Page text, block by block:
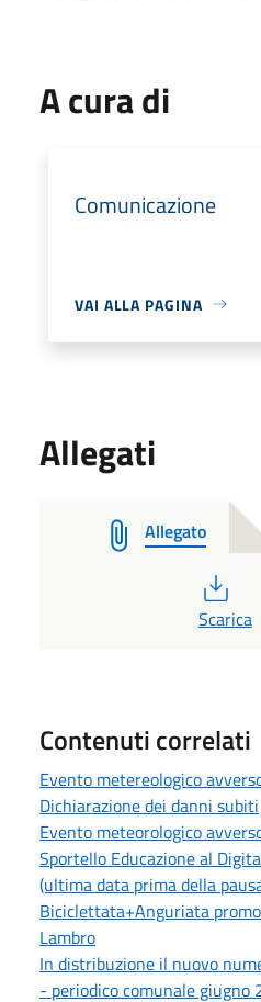
A cura di
Comunicazione
VAI ALLA PAGINA
Allegati
Allegato
PDF
Scarica
Contenuti correlati
Evento metereologico
Dichiarazione dei danni subiti
Evento meteorologico
Sportello Educazione al
(ultima data prima della
Biciclettata+Anguriata
Lambro
In distribuzione il nuovo
- periodico comunale giugno